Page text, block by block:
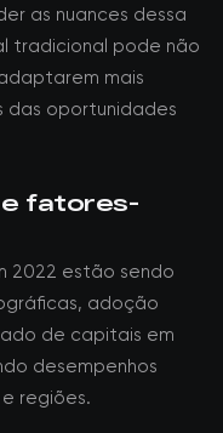
as nuances dessa
tradicional pode não
mais
das oportunidades
e fatores-
2022 estão sendo
adoção
de capitais em
desempenhos
regiões.